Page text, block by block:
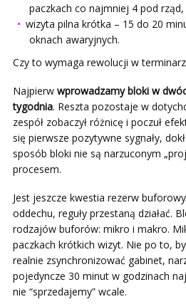
paczkach co najmniej 4 pod rząd,
wizyta pilna krótka – 15 do 20
oknach awaryjnych.
Czy to wymaga rewolucji w
Najpierw wprowadzamy bloki w
tygodnia. Reszta pozostaje w
zespół zobaczył różnicę i poczuł
się pierwsze pozytywne sygnały,
sposób bloki nie są narzuconym
procesem.
Jest jeszcze kwestia rezerw
oddechu, reguły przestaną działać.
rodzajów buforów: mikro i makro.
paczkach krótkich wizyt. Nie po to,
realnie zsynchronizować gabinet,
pojedyncze 30 minut w godzinach
nie “sprzedajemy” wcale.